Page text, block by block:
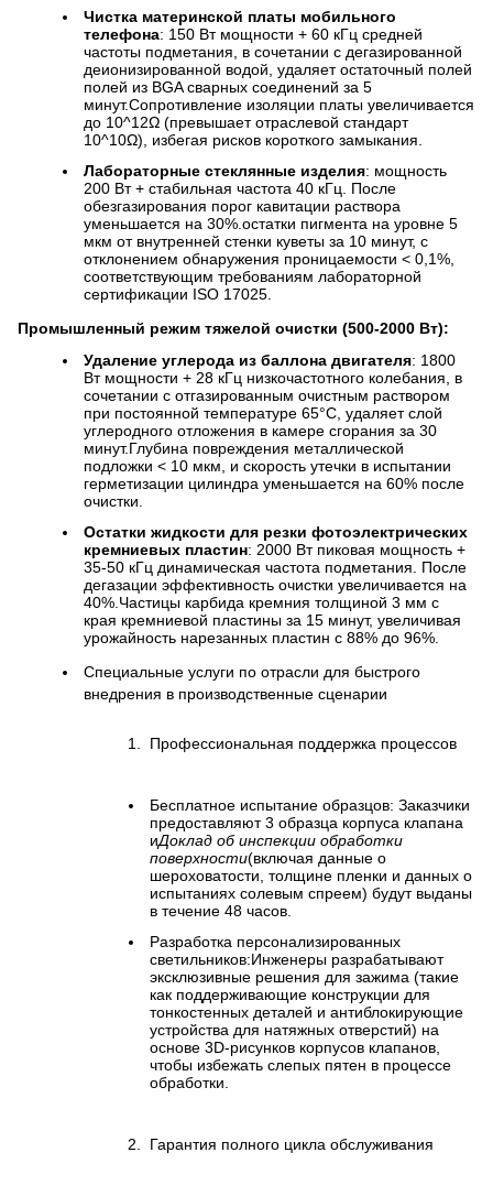
Чистка материнской платы мобильного
телефона: 150 Вт мощности + 60 кГц средней
частоты подметания, в сочетании с дегазированной
деионизированной водой, удаляет остаточный полей
полей из BGA сварных соединений за 5
минут.Сопротивление изоляции платы увеличивается
до 10^12Ω (превышает отраслевой стандарт
10^10Ω), избегая рисков короткого замыкания.
Лабораторные стеклянные изделия: мощность
200 Вт + стабильная частота 40 кГц. После
обезгазирования порог кавитации раствора
уменьшается на 30%.остатки пигмента на уровне 5
мкм от внутренней стенки куветы за 10 минут, с
отклонением обнаружения проницаемости < 0,1%,
соответствующим требованиям лабораторной
сертификации ISO 17025.
Промышленный режим тяжелой очистки (500-2000 Вт):
Удаление углерода из баллона двигателя: 1800
Вт мощности + 28 кГц низкочастотного колебания, в
сочетании с отгазированным очистным раствором
при постоянной температуре 65°С, удаляет слой
углеродного отложения в камере сгорания за 30
минут.Глубина повреждения металлической
подложки < 10 мкм, и скорость утечки в испытании
герметизации цилиндра уменьшается на 60% после
очистки.
Остатки жидкости для резки фотоэлектрических
кремниевых пластин: 2000 Вт пиковая мощность +
35-50 кГц динамическая частота подметания. После
дегазации эффективность очистки увеличивается на
40%.Частицы карбида кремния толщиной 3 мм с
края кремниевой пластины за 15 минут, увеличивая
урожайность нарезанных пластин с 88% до 96%.
Специальные услуги по отрасли для быстрого
внедрения в производственные сценарии
Профессиональная поддержка процессов
Бесплатное испытание образцов: Заказчики
предоставляют 3 образца корпуса клапана
иДоклад об инспекции обработки
поверхности(включая данные о
шероховатости, толщине пленки и данных о
испытаниях солевым спреем) будут выданы
в течение 48 часов.
Разработка персонализированных
светильников:Инженеры разрабатывают
эксклюзивные решения для зажима (такие
как поддерживающие конструкции для
тонкостенных деталей и антиблокирующие
устройства для натяжных отверстий) на
основе 3D-рисунков корпусов клапанов,
чтобы избежать слепых пятен в процессе
обработки.
Гарантия полного цикла обслуживания